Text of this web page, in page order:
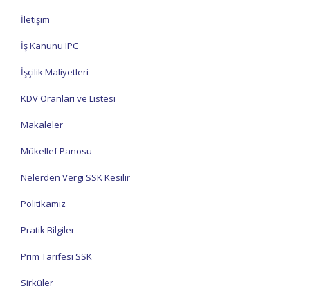
İletişim
İş Kanunu IPC
İşçilik Maliyetleri
KDV Oranları ve Listesi
Makaleler
Mükellef Panosu
Nelerden Vergi SSK Kesilir
Politikamız
Pratik Bilgiler
Prim Tarifesi SSK
Sirküler